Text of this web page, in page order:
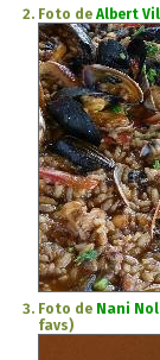
Foto de Albert
Foto de Nani
favs)